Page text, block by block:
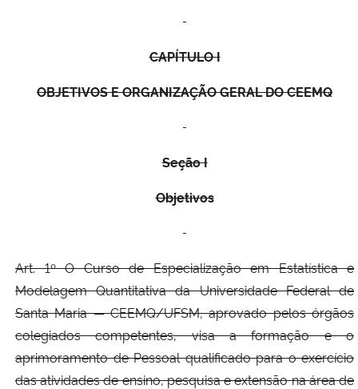
Gabinete de Segurança InstitucionalCAPÍTULO I
OBJETIVOS E ORGANIZAÇÃO GERAL DO CEEMQ
Seção I
Objetivos
Art. 1ºO Curso de Especialização em Estatística e
Modelagem Quantitativa da Universidade Federal de
Santa Maria — CEEMQ/UFSM, aprovado pelos órgãos
colegiados competentes, visa a formação e o
aprimoramento de Pessoal qualificado para o exercício
das atividades de ensino, pesquisa e extensão na área de